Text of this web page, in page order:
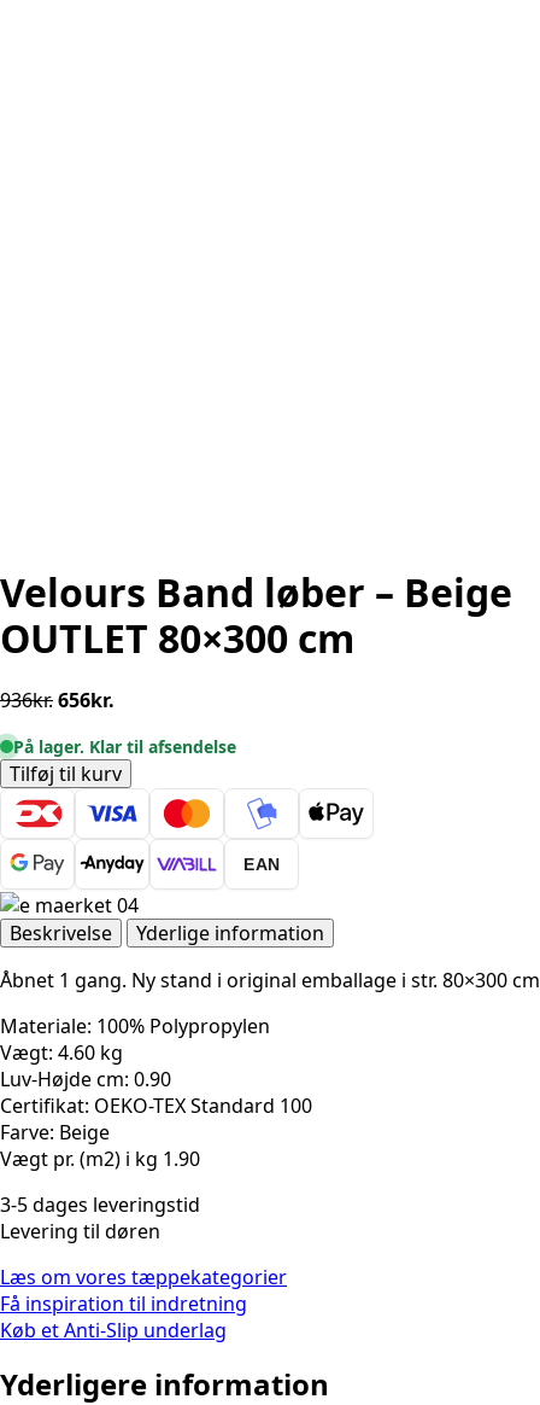
Velours Band løber – Beige
OUTLET 80×300 cm
936kr.Den
pris
var:
936kr..
656kr.
pris
er:
656kr..
På lager. Klar til afsendelse
Velours
Band
løber
–
Beige
OUTLET
80x300
antal
Tilføj til kurv
EAN
Beskrivelse
Yderlige information
Åbnet 1 gang. Ny stand i original emballage i str. 80×300 cm
Materiale: 100% Polypropylen
Vægt: 4.60 kg
Luv-Højde cm: 0.90
Certifikat: OEKO-TEX Standard 100
Farve: Beige
Vægt pr. (m2) i kg 1.90
3-5 dages leveringstid
Levering til døren
Læs om vores tæppekategorier
Få inspiration til indretning
Køb et Anti-Slip underlag
Yderligere information